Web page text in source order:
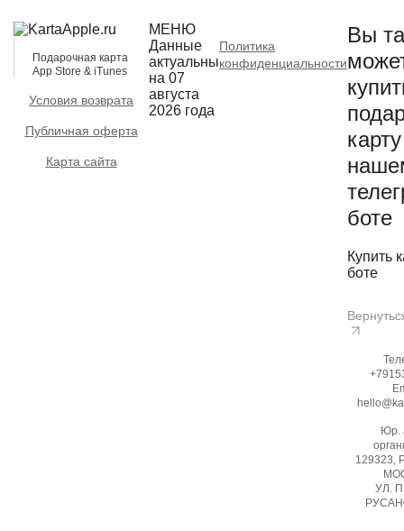
Подарочная карта
App Store & iTunes
Условия возврата
Публичная оферта
Карта сайта
МЕНЮ
Данные
актуальны
на 07
августа
2026 года
Политика
конфиденциальности
Вы
боте
Купить
боте
Юр.
129323,
УЛ.